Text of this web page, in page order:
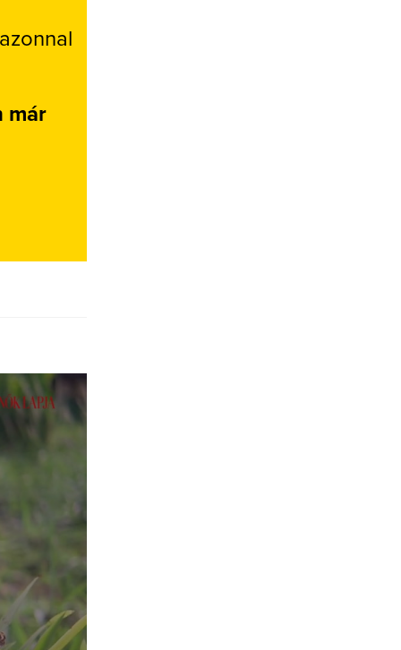
már